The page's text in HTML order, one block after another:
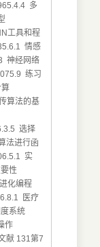
多
工具和程
情感
神经网络
练习
算法的基
选择
法进行函
实
性
化编程
医疗
系统
作
献 131第7